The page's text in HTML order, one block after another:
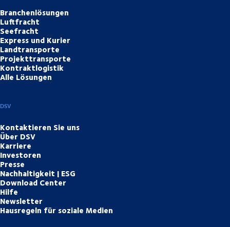
Branchenlösungen
Luftfracht
Seefracht
Express und Kurier
Landtransporte
Projekttransporte
Kontraktlogistik
Alle Lösungen
DSV
Kontaktieren Sie uns
Über DSV
Karriere
Investoren
Presse
Nachhaltigkeit | ESG
Download Center
Hilfe
Newsletter
Hausregeln für soziale Medien